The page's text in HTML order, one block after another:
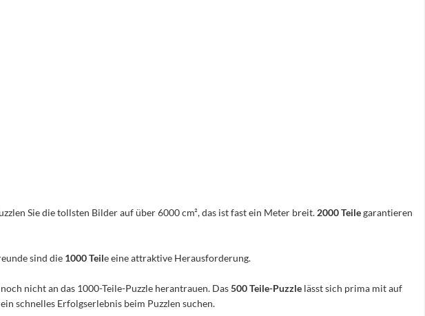
Sie die tollsten Bilder auf über 6000 cm², das ist fast ein Meter breit. 2000 Teilegarantieren
sind die 1000 Teile eine attraktive Herausforderung.
nicht an das 1000-Teile-Puzzle herantrauen. Das500 Teile-Puzzle lässt sich prima mit auf
schnelles Erfolgserlebnis beim Puzzlen suchen.